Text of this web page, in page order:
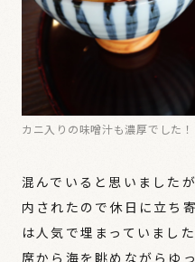
カニ入りの味噌汁も濃厚でした！
混んでいると思いました
内されたので休日に立ち
は人気で埋まっていまし
席から海を眺めながらゆ